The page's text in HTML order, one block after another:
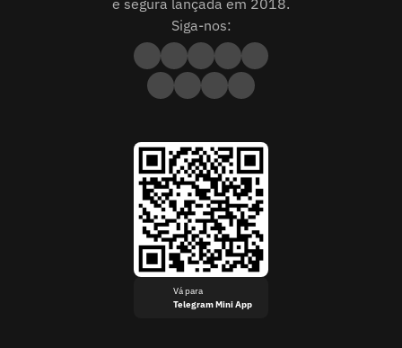
e segura lançada em 2018.
Siga-nos:
Vá para
Telegram Mini App